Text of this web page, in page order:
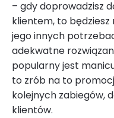
– gdy doprowadzisz
klientem, to będziesz
jego innych
adekwatne
popularny jest
to zrób na to
kolejnych zabiegów,
klientów.